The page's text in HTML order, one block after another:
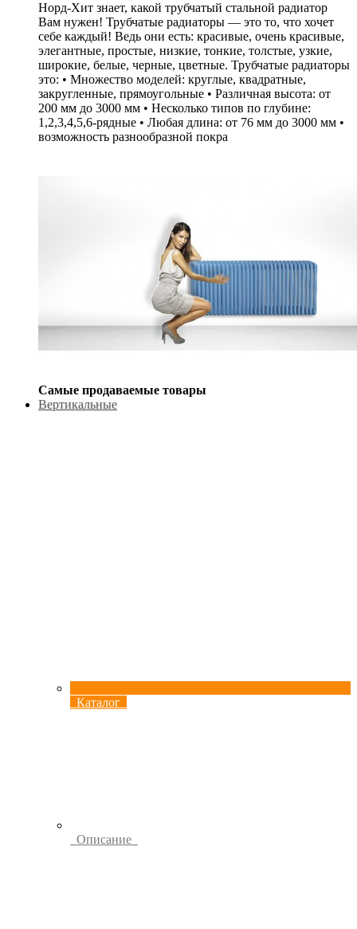
Норд-Хит знает, какой трубчатый стальной радиатор
Вам нужен! Трубчатые радиаторы — это то, что хочет
себе каждый! Ведь они есть: красивые, очень красивые,
элегантные, простые, низкие, тонкие, толстые, узкие,
широкие, белые, черные, цветные. Трубчатые радиаторы
это: • Множество моделей: круглые, квадратные,
закругленные, прямоугольные • Различная высота: от
200 мм до 3000 мм • Несколько типов по глубине:
1,2,3,4,5,6-рядные • Любая длина: от 76 мм до 3000 мм •
возможность разнообразной покра
Самые продаваемые товары
Вертикальные
Каталог
Описание